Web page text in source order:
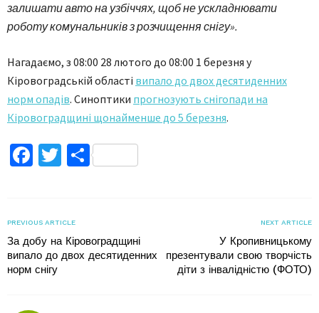
залишати авто на узбіччях, щоб не ускладнювати
роботу комунальників з розчищення снігу».
Нагадаємо, з 08:00 28 лютого до 08:00 1 березня у
Кіровоградській області випало до двох десятиденних
норм опадів. Синоптики прогнозують снігопади на
Кіровоградщині щонайменше до 5 березня.
Facebook
TwitterПоділитися
PREVIOUS ARTICLE
За добу на Кіровоградщині
випало до двох десятиденних
норм снігу
NEXT ARTICLE
У Кропивницькому
презентували свою творчість
діти з інвалідністю (ФОТО)